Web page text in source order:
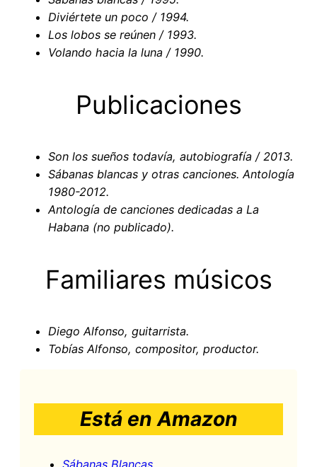
Diviértete un poco / 1994.
Los lobos se reúnen / 1993.
Volando hacia la luna / 1990.
Publicaciones
Son los sueños todavía, autobiografía / 2013.
Sábanas blancas y otras canciones. Antología
1980-2012.
Antología de canciones dedicadas a La
Habana (no publicado).
Familiares músicos
Diego Alfonso, guitarrista.
Tobías Alfonso, compositor, productor.
Está en Amazon
Sábanas Blancas